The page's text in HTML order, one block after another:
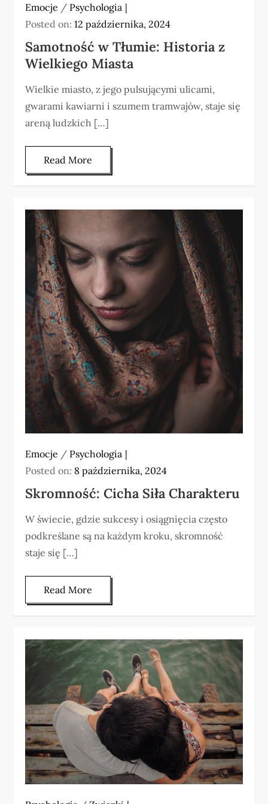
Emocje / Psychologia
Posted on:12 października, 2024
Samotność w Tłumie: Historia z
Wielkiego Miasta
Wielkie miasto, z jego pulsującymi ulicami,
gwarami kawiarni i szumem tramwajów, staje się
areną ludzkich […]
Read More
Emocje / Psychologia
Posted on: 8 października, 2024
Skromność: Cicha Siła Charakteru
W świecie, gdzie sukcesy i osiągnięcia często
podkreślane są na każdym kroku, skromność
staje się […]
Read More